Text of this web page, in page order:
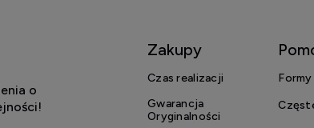
o
Zakupy
Czas realizacji
Gwarancja
Oryginalności